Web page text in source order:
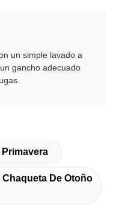
un simple lavado a
gancho adecuado
De Otoño